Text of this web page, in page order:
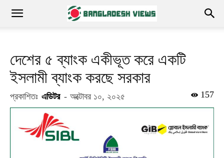
দেশের ৫ ব্যাংক একীভূত করে একটি
ইসলামী ব্যাংক করছে সরকার
প্রকাশিতঃ এডিটর - অক্টোবর ১০, ২০২৫ 157